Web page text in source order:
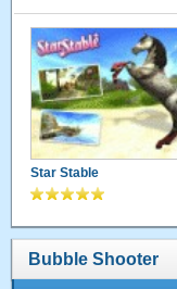
Star Stable
Bubble Shooter